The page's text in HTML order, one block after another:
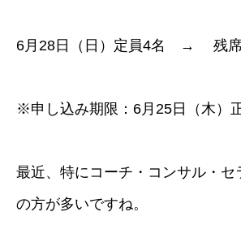
6月28日（日）定員4名 → 残席
※申し込み期限：6月25日（木）
最近、特にコーチ・コンサル・セ
の方が多いですね。